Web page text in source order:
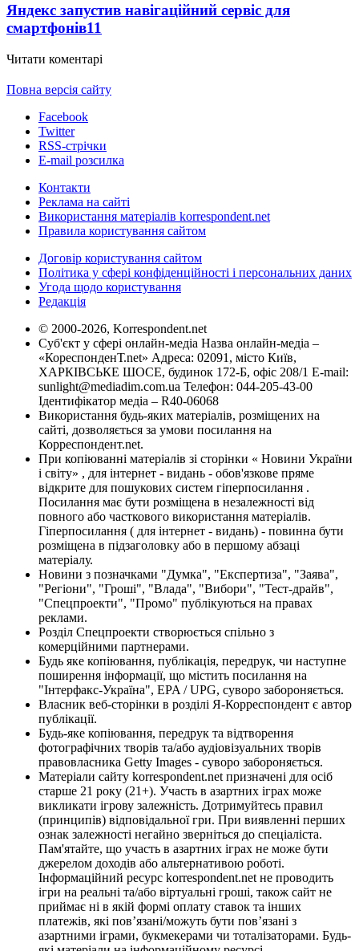
Яндекс запустив навігаційний сервіс для
смартфонів11
Читати коментарі
Повна версія сайту
Facebook
Twitter
RSS-стрічки
E-mail розсилка
Контакти
Реклама на сайті
Використання матеріалів korrespondent.net
Правила користування сайтом
Договір користування сайтом
Політика у сфері конфіденційності і персональних даних
Угода щодо користування
Редакція
© 2000-2026, Korrespondent.net
Суб'єкт у сфері онлайн-медіа Назва онлайн-медіа –
«КореспонденТ.net» Адреса: 02091, місто Київ,
ХАРКІВСЬКЕ ШОСЕ, будинок 172-Б, офіс 208/1 E-mail:
sunlight@mediadim.com.ua Телефон: 044-205-43-00
Ідентифікатор медіа – R40-06068
Використання будь-яких матеріалів, розміщених на
сайті, дозволяється за умови посилання на
Корреспондент.net.
При копіюванні матеріалів зі сторінки « Новини України
і світу» , для інтернет - видань - обов'язкове пряме
відкрите для пошукових систем гіперпосилання .
Посилання має бути розміщена в незалежності від
повного або часткового використання матеріалів.
Гіперпосилання ( для інтернет - видань) - повинна бути
розміщена в підзаголовку або в першому абзаці
матеріалу.
Новини з позначками "Думка", "Експертиза", "Заява",
"Регіони", "Гроші", "Влада", "Вибори", "Тест-драйв",
"Спецпроекти", "Промо" публікуються на правах
реклами.
Розділ Спецпроекти створюється спільно з
комерційними партнерами.
Будь яке копіювання, публікація, передрук, чи наступне
поширення інформації, що містить посилання на
"Інтерфакс-Україна", EPA / UPG, суворо забороняється.
Власник веб-сторінки в розділі Я-Корреспондент є автор
публікації.
Будь-яке копіювання, передрук та відтворення
фотографічних творів та/або аудіовізуальних творів
правовласника Getty Images - суворо забороняється.
Матеріали сайту korrespondent.net призначені для осіб
старше 21 року (21+). Участь в азартних іграх може
викликати ігрову залежність. Дотримуйтесь правил
(принципів) відповідальної гри. При виявленні перших
ознак залежності негайно зверніться до спеціаліста.
Пам'ятайте, що участь в азартних іграх не може бути
джерелом доходів або альтернативою роботі.
Інформаційний ресурс korrespondent.net не проводить
ігри на реальні та/або віртуальні гроші, також сайт не
приймає ні в якій формі оплату ставок та інших
платежів, які пов’язані/можуть бути пов’язані з
азартними іграми, букмекерами чи тоталізаторами. Будь-